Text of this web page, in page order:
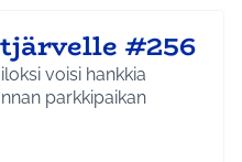
#256
voisi hankkia